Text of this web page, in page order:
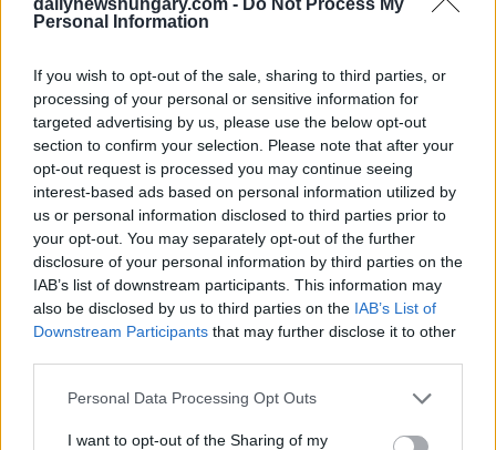
Personal Information
If you wish to opt-out of the sale, sharing to third parties, or
processing of your personal or sensitive information for
targeted advertising by us, please use the below opt-out
section to confirm your selection. Please note that after your
opt-out request is processed you may continue seeing
interest-based ads based on personal information utilized by
us or personal information disclosed to third parties prior to
your opt-out. You may separately opt-out of the further
disclosure of your personal information by third parties on the
IAB’s list of downstream participants. This information may
also be disclosed by us to third parties on the IAB’s List of
Downstream Participants that may further disclose it to other
Please note that this website/app uses one or more Google
not limited to your visit or usage behaviour. You may click to
Personal Data Processing Opt Outs
I want to opt-out of the Sharing of my
“Il processo decisionale sovrano deve essere mantenuto,
indipendentemente dal dilemma che può presentarsi. Per noi,
sull’interesse nazionale“, ha aggiunto.
Lo Stato dovrebbe fungere da catalizzatore per l’innovazione
Szijjártó ha anche sottolineatoil successo della politica di
neutralità economica del Governo, che ha permesso di attrarre
grandi volumi di IDE.
“Sono stati creati centinaia di migliaia di posti di lavoro
grazie alla nostra decisione di non ostacolare la
cooperazione tra aziende dell’Est e dell’Ovest con barriere
ideologiche artificiali“, ha aggiunto.
che lo Stato dovrebbe fungere da“catalizzatore per
l’innovazione
” in futuro e ha affermato che il sistema di
sostegno dovrebbe spostarsi verso l’innovazione e la R+S.